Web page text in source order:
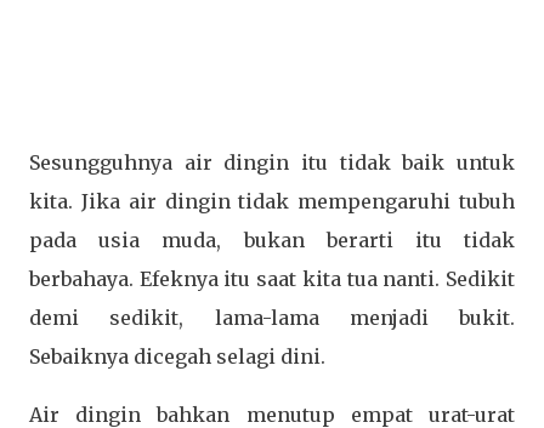
Sesungguhnya air dingin itu tidak baik untuk
kita. Jika air dingin tidak mempengaruhi tubuh
pada usia muda, bukan berarti itu tidak
berbahaya. Efeknya itu saat kita tua nanti. Sedikit
demi sedikit, lama-lama menjadi bukit.
Sebaiknya dicegah selagi dini.
Air dingin bahkan menutup empat urat-urat